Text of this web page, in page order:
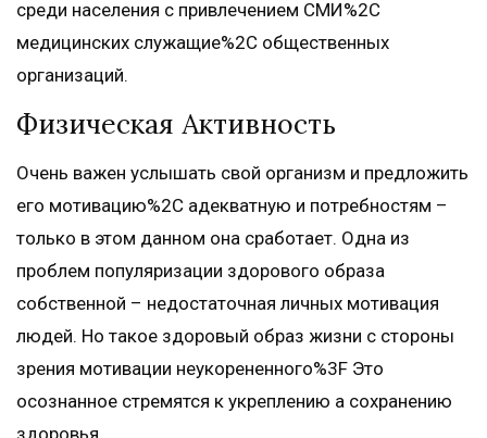
среди населения с привлечением СМИ%2C
медицинских служащие%2C общественных
организаций.
Физическая Активность
Очень важен услышать свой организм и предложить
его мотивацию%2C адекватную и потребностям –
только в этом данном она сработает. Одна из
проблем популяризации здорового образа
собственной – недостаточная личных мотивация
людей. Но такое здоровый образ жизни с стороны
зрения мотивации неукорененного%3F Это
осознанное стремятся к укреплению а сохранению